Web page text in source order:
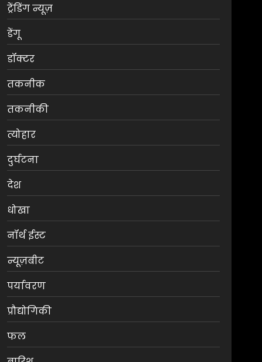
ट्रेंडिंग न्यूज़
डेंगू
डॉक्टर
तकनीक
तकनीकी
त्योहार
दुर्घटना
देश
धोखा
नॉर्थ ईस्ट
न्यूज़बीट
पर्यावरण
प्रौद्योगिकी
फल